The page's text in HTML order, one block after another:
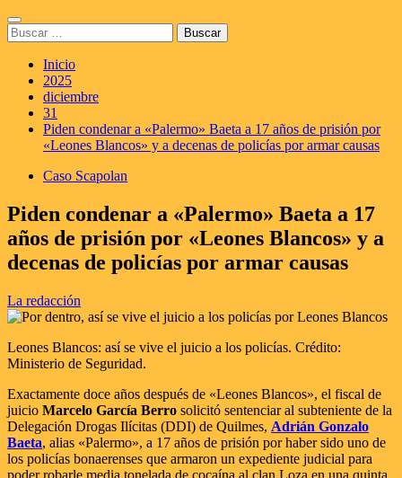
Saltar
al
contenido
Menú
principal
Buscar:
Inicio
2025
diciembre
31
Piden condenar a «Palermo» Baeta a 17 años de prisión por
«Leones Blancos» y a decenas de policías por armar causas
Caso Scapolan
Piden condenar a «Palermo» Baeta a 17
años de prisión por «Leones Blancos» y a
decenas de policías por armar causas
La redacción
Leones Blancos: así se vive el juicio a los policías. Crédito:
Ministerio de Seguridad.
Exactamente doce años después de «Leones Blancos», el fiscal de
juicio Marcelo García Berro solicitó sentenciar al subteniente de la
Delegación Drogas Ilícitas (DDI) de Quilmes, Adrián Gonzalo
Baeta, alias «Palermo», a 17 años de prisión por haber sido uno de
los policías bonaerenses que armaron un expediente judicial para
poder robarle media tonelada de cocaína al clan Loza en una quinta